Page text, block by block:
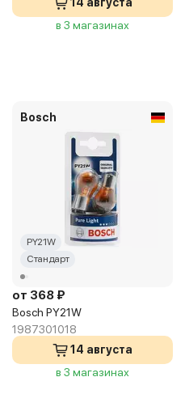
в 3 магазинах
Bosch
PY21W
Стандарт
от 368 ₽
Bosch PY21W
1987301018
14 августа
в 3 магазинах